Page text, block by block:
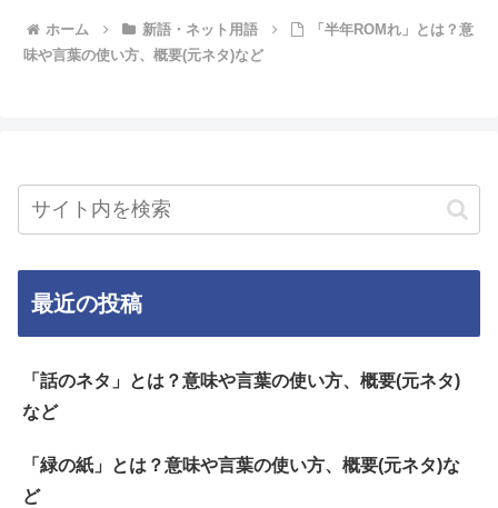
ホーム 新語・ネット用語
「半年ROMれ」とは？意
味や言葉の使い方、概要(元ネタ)など
最近の投稿
「話のネタ」とは？意味や言葉の使い方、概要(元ネタ)
など
「緑の紙」とは？意味や言葉の使い方、概要(元ネタ)な
ど